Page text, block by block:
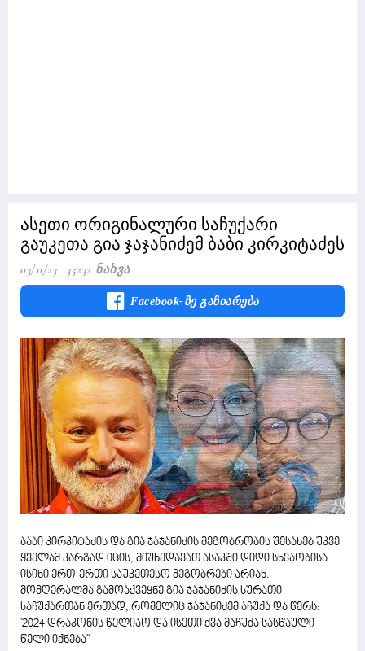
ასეთი ორიგინალური საჩუქარი
გაუკეთა გია ჯაჯანიძემ ბაბი კირკიტაძეს
03/11/23 35232 Ნახვა
Facebook-Ზე Გაზიარება
ბაბი კირკიტაძის და გია ჯაჯანიძის მეგობრობის შესახებ უკვე
ყველამ კარგად იცის, მიუხედავათ ასაკში დიდი სხვაობისა
ისინი ერთ-ერთი საუკეთესო მეგობრები არიან.
მომღერალმა გამოაქვეყნე გია ჯაჯანიძის სურათი
საჩუქართან ერთად, რომელიც ჯაჯანიძემ აჩუქა და წერს:
'2024 დრაკონის წელიაო და ისეთი ქვა მაჩუქა სასწაული
წელი იქნება''